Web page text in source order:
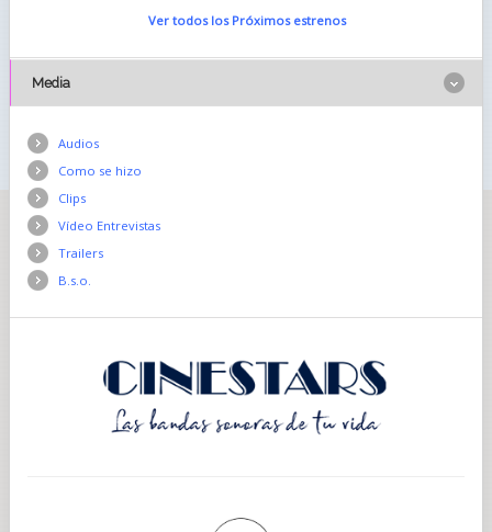
Ver todos los Próximos estrenos
Media
Audios
Como se hizo
Clips
Vídeo Entrevistas
Trailers
B.s.o.